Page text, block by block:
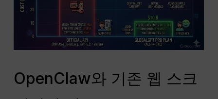
OpenClaw와 기존 웹 스크